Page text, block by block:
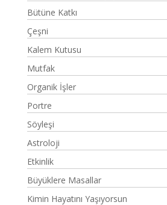
Bütüne Katkı
Çeşni
Kalem Kutusu
Mutfak
Organik İşler
Portre
Söyleşi
Astroloji
Etkinlik
Büyüklere Masallar
Kimin Hayatını Yaşıyorsun